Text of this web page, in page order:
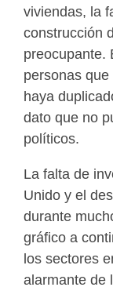
viviendas, la
construcción
preocupante.
personas
haya
dato que no
políticos.
La falta de
Unido y el
durante
gráfico a
los sectores
alarmante de